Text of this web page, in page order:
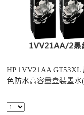
HP 1VV21AA GT53XL
色防水高容量盒裝墨水